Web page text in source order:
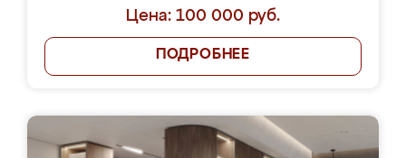
Цена: 100 000 руб.
ПОДРОБНЕЕ